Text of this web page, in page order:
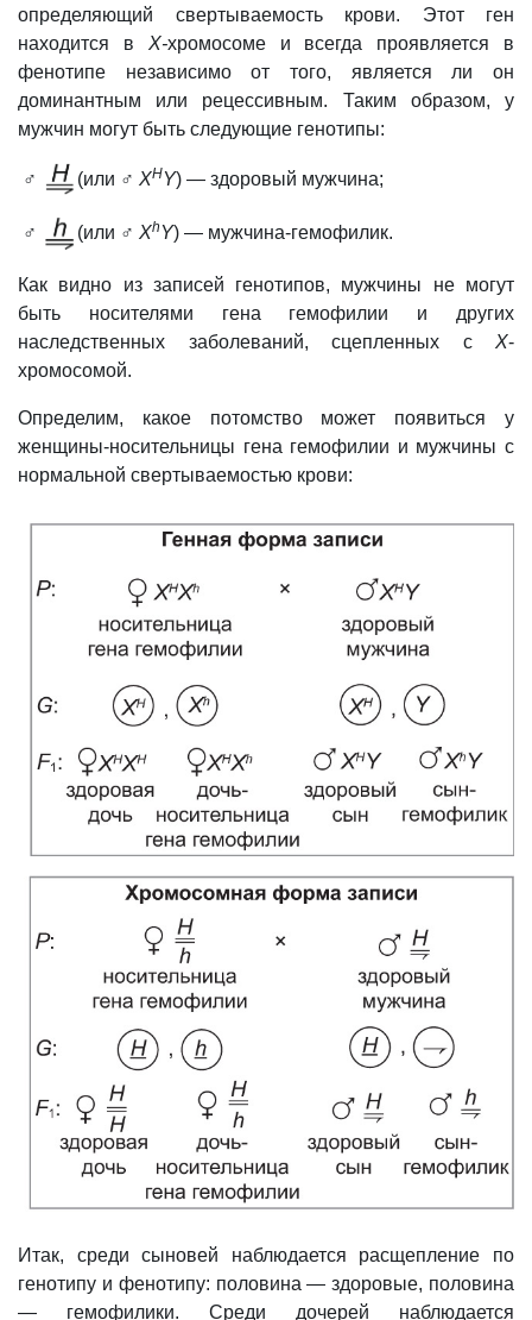
определяющий свертываемость крови. Этот ген
находится в Х-хромосоме и всегда проявляется в
фенотипе независимо от того, является ли он
доминантным или рецессивным. Таким образом, у
мужчин могут быть следующие генотипы:
♂ (или ♂ XHY) — здоровый мужчина;
♂ (или ♂ XhY) — мужчина-гемофилик.
Как видно из записей генотипов, мужчины не могут
быть носителями гена гемофилии и других
наследственных заболеваний, сцепленных с Х-
хромосомой.
Определим, какое потомство может появиться у
женщины-носительницы гена гемофилии и мужчины с
нормальной свертываемостью крови:
Итак, среди сыновей наблюдается расщепление по
генотипу и фенотипу: половина — здоровые, половина
— гемофилики. Среди дочерей наблюдается